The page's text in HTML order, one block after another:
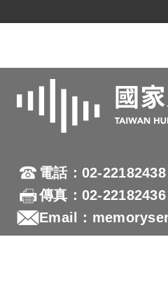
電話：02-22182438
傳真：02-22182436
Email：
w